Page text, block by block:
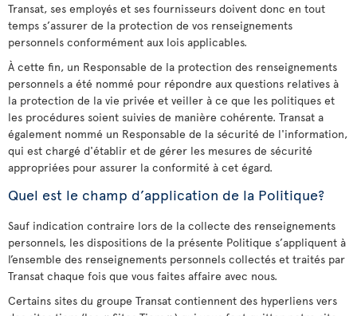
Transat, ses employés et ses fournisseurs doivent donc en tout
temps s’assurer de la protection de vos renseignements
personnels conformément aux lois applicables.
À cette fin, un Responsable de la protection des renseignements
personnels a été nommé pour répondre aux questions relatives à
la protection de la vie privée et veiller à ce que les politiques et
les procédures soient suivies de manière cohérente. Transat a
également nommé un Responsable de la sécurité de l'information,
qui est chargé d'établir et de gérer les mesures de sécurité
appropriées pour assurer la conformité à cet égard.
Quel est le champ d’application de la Politique?
Sauf indication contraire lors de la collecte des renseignements
personnels, les dispositions de la présente Politique s’appliquent à
l’ensemble des renseignements personnels collectés et traités par
Transat chaque fois que vous faites affaire avec nous.
Certains sites du groupe Transat contiennent des hyperliens vers